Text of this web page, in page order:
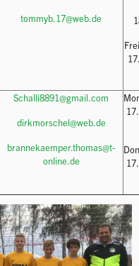
tommyb.17@web.de
Schalli8891@gmail.com
dirkmorschel@web.de
brannekaemper.thomas@t-
online.de